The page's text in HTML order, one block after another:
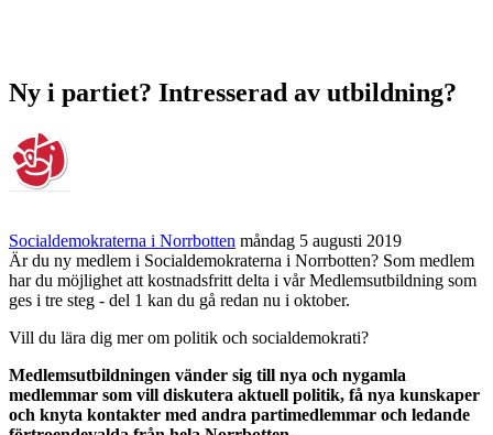
Ny i partiet? Intresserad av utbildning?
Socialdemokraterna i Norrbotten måndag 5 augusti 2019
Är du ny medlem i Socialdemokraterna i Norrbotten? Som medlem
har du möjlighet att kostnadsfritt delta i vår Medlemsutbildning som
ges i tre steg - del 1 kan du gå redan nu i oktober.
Vill du lära dig mer om politik och socialdemokrati?
Medlemsutbildningen vänder sig till nya och nygamla
medlemmar som vill diskutera aktuell politik, få nya kunskaper
och knyta kontakter med andra partimedlemmar och ledande